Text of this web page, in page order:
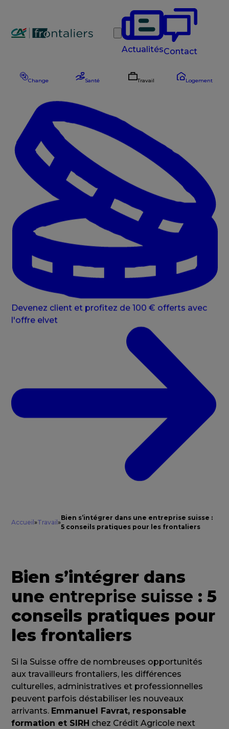
Rechercher
ActualitésContact
Change Santé Travail Logement
Devenez client et profitez de 100 € offerts avec
l'offre elvet
Accueil»Travail»
Bien s’intégrer dans une entreprise suisse :
5 conseils pratiques pour les frontaliers
Bien s’intégrer dans
une entreprise suisse : 5
conseils pratiques pour
les frontaliers
Si la Suisse offre de nombreuses opportunités
aux travailleurs frontaliers, les différences
culturelles, administratives et professionnelles
peuvent parfois déstabiliser les nouveaux
arrivants. Emmanuel Favrat, responsable
formation et SIRH chez Crédit Agricole next